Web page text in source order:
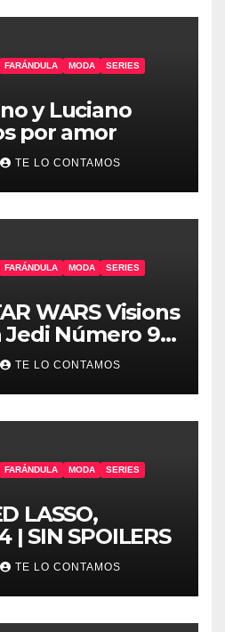
FARÁNDULA MODA
SERIES
y Luciano
por amor
TE LO CONTAMOS
FARÁNDULA MODA
SERIES
WARS Visions
Jedi Número 9 |
TE LO CONTAMOS
FARÁNDULA MODA
SERIES
LASSO,
SIN SPOILERS
TE LO CONTAMOS